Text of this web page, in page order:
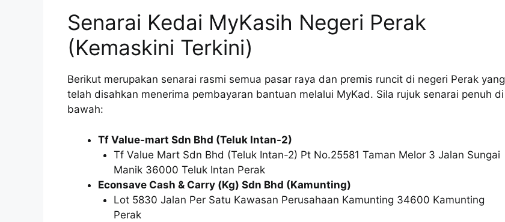
Senarai Kedai MyKasih Negeri Perak
(Kemaskini Terkini)
Berikut merupakan senarai rasmi semua pasar raya dan premis runcit di negeri Perak yang
telah disahkan menerima pembayaran bantuan melalui MyKad. Sila rujuk senarai penuh di
bawah:
Tf Value-mart Sdn Bhd (Teluk Intan-2)
Tf Value Mart Sdn Bhd (Teluk Intan-2) Pt No.25581 Taman Melor 3 Jalan Sungai
Manik 36000 Teluk Intan Perak
Econsave Cash & Carry (Kg) Sdn Bhd (Kamunting)
Lot 5830 Jalan Per Satu Kawasan Perusahaan Kamunting 34600 Kamunting
Perak